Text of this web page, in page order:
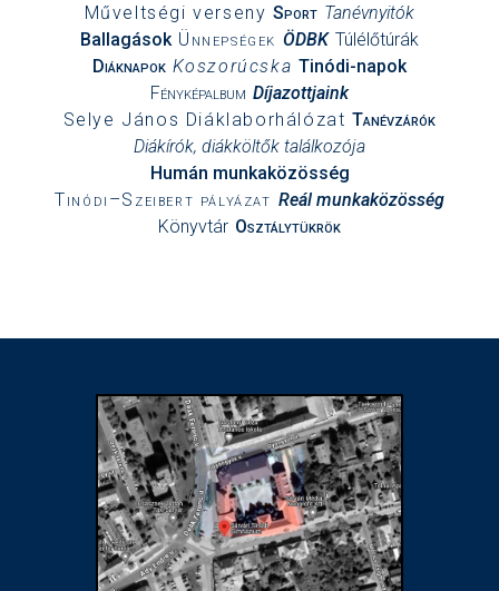
Műveltségi verseny Sport Tanévnyitók
Ballagások Ünnepségek ÖDBK Túlélőtúrák
Diáknapok Koszorúcska Tinódi-napok
Fényképalbum Díjazottjaink
Selye János Diáklaborhálózat Tanévzárók
Diákírók, diákköltők találkozója
Humán munkaközösség
Tinódi–Szeibert pályázat Reál munkaközösség
Könyvtár Osztálytükrök